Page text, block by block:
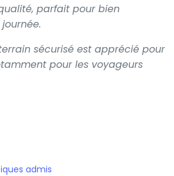
parfait pour bien
sécurisé est apprécié pour
pour les voyageurs
admis